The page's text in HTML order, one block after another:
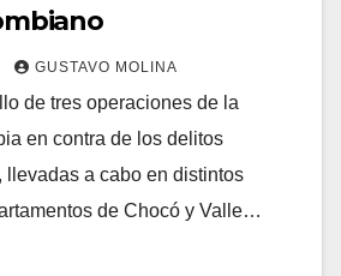
GUSTAVO MOLINA
de tres operaciones de la
en contra de los delitos
llevadas a cabo en distintos
de Chocó y Valle…